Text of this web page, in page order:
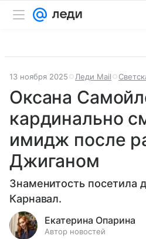
13 ноября 2025 Леди Mail
Оксана
кардинально
имидж после
Джиганом
Знаменитость посетила
Карнавал.
Екатерина Опарина
Автор новостей